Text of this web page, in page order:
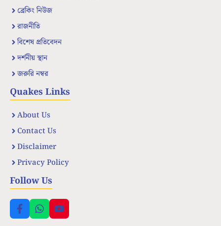
ব্রেকিং নিউজ
রাজনীতি
বিশেষ প্রতিবেদন
দর্শনীয় স্থান
জরুরি নম্বর
Quakes Links
About Us
Contact Us
Disclaimer
Privacy Policy
Follow Us